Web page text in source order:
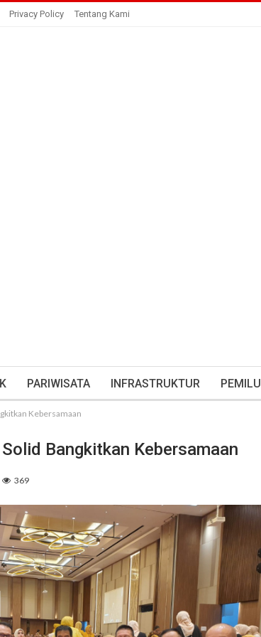
Privacy Policy Tentang Kami
PARIWISATA INFRASTRUKTUR PEMILU
Kebersamaan
Bangkitkan Kebersamaan
369